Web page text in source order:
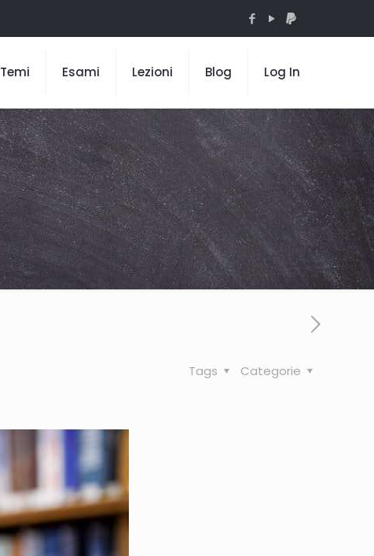
Temi Esami Lezioni Blog Log In
Categorie
Tags